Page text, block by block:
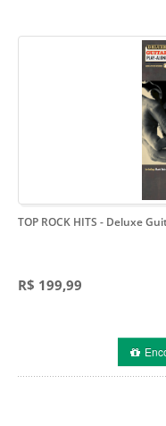
TOP ROCK HITS - Deluxe
R$ 199,99